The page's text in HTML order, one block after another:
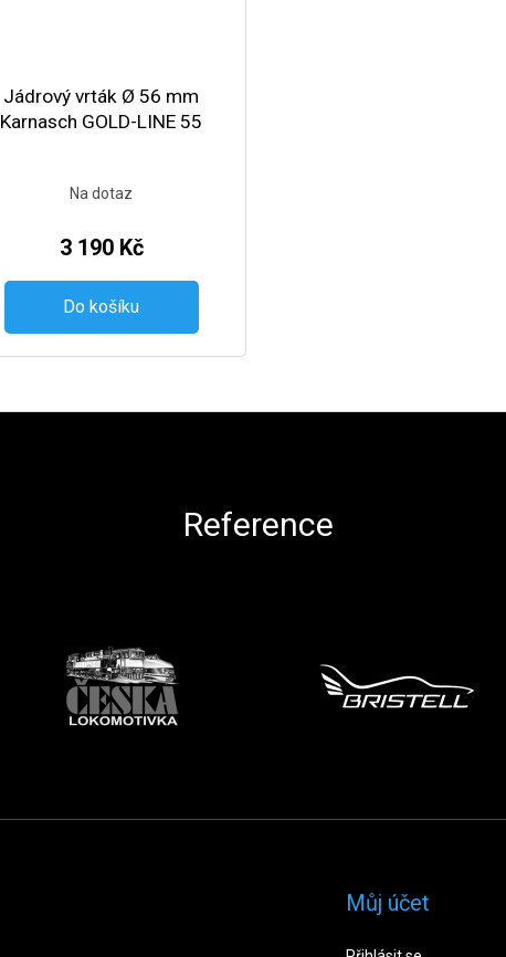
Jádrový vrták Ø 56 mm
Karnasch GOLD-LINE 55
Na dotaz
3 190 Kč
Do košíku
Reference
Můj účet